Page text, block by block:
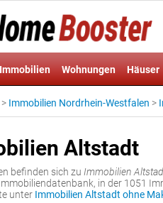
Immobilien Wohnungen Häuser
> Immobilien Nordrhein-Westfalen >
Altstadt
befinden sich zu Immobilien
in der 1051
unter Immobilien Altstadt ohne